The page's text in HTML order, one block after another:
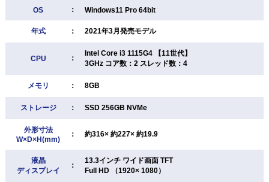
OS ： Windows11 Pro 64bit
年式 ： 2021年3月発売モデル
CPU ：
Intel Core i3 1115G4 【11世代】
3GHz コア数：2 スレッド数：4
メモリ ： 8GB
ストレージ ： SSD 256GB NVMe
外形寸法
W×D×H(mm)
： 約316× 約227× 約19.9
液晶
ディスプレイ
：
13.3インチ ワイド画面 TFT
Full HD （1920× 1080）